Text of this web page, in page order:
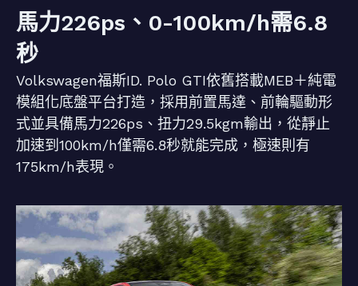
馬力226ps、0-100km/h需6.8
秒
Volkswagen福斯ID. Polo GTI依舊搭載MEB＋純電
模組化底盤平台打造，採用前置馬達、前輪驅動形
式並具備馬力226ps、扭力29.5kgm輸出，從靜止
加速到100km/h僅需6.8秒就能完成，極速則有
175km/h表現。